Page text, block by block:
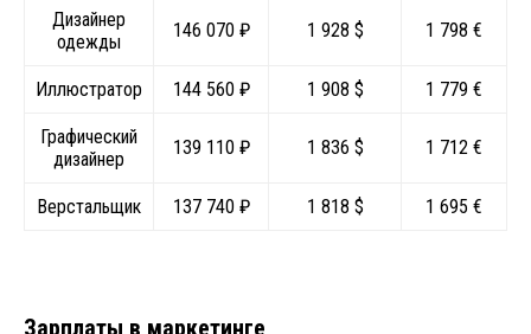
Дизайнер
одежды
146 070 ₽ 1 928 $ 1 798 €
Иллюстратор 144 560 ₽ 1 908 $ 1 779 €
Графический
дизайнер
139 110 ₽ 1 836 $ 1 712 €
Верстальщик 137 740 ₽ 1 818 $ 1 695 €
Зарплаты в маркетинге